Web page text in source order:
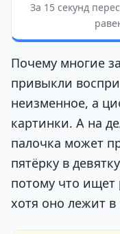
За 15 секунд
Почему многие
привыкли
неизменное, а
картинки. А на
палочка может
пятёрку в
потому что
хотя оно лежит